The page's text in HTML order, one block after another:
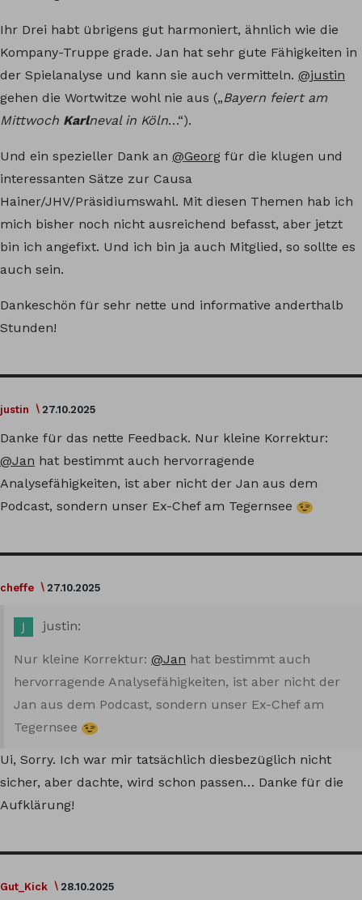
Ihr Drei habt übrigens gut harmoniert, ähnlich wie die
Kompany-Truppe grade. Jan hat sehr gute Fähigkeiten in
der Spielanalyse und kann sie auch vermitteln. @justin
gehen die Wortwitze wohl nie aus („Bayern feiert am
Mittwoch Karlneval in Köln…“).
Und ein spezieller Dank an @Georg für die klugen und
interessanten Sätze zur Causa
Hainer/JHV/Präsidiumswahl. Mit diesen Themen hab ich
mich bisher noch nicht ausreichend befasst, aber jetzt
bin ich angefixt. Und ich bin ja auch Mitglied, so sollte es
auch sein.
Dankeschön für sehr nette und informative anderthalb
Stunden!
justin 27.10.2025
Danke für das nette Feedback. Nur kleine Korrektur:
@Jan hat bestimmt auch hervorragende
Analysefähigkeiten, ist aber nicht der Jan aus dem
Podcast, sondern unser Ex-Chef am Tegernsee
cheffe 27.10.2025
justin:
Nur kleine Korrektur: @Jan hat bestimmt auch
hervorragende Analysefähigkeiten, ist aber nicht der
Jan aus dem Podcast, sondern unser Ex-Chef am
Tegernsee
Ui, Sorry. Ich war mir tatsächlich diesbezüglich nicht
sicher, aber dachte, wird schon passen… Danke für die
Aufklärung!
Gut_Kick 28.10.2025